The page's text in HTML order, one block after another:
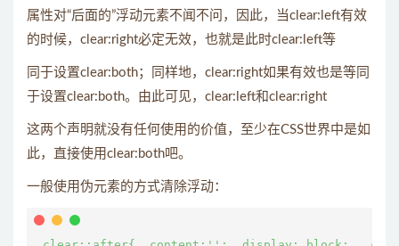
属性对“后面的”浮动元素不闻不问，因此，当clear:left有效
的时候，clear:right必定无效，也就是此时clear:left等
同于设置clear:both；同样地，clear:right如果有效也是等同
于设置clear:both。由此可见，clear:left和clear:right
这两个声明就没有任何使用的价值，至少在CSS世界中是如
此，直接使用clear:both吧。
一般使用伪元素的方式清除浮动：